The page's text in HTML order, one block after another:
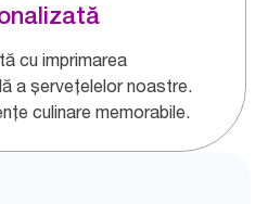
cu imprimarea
a șervețelelor noastre.
culinare memorabile.